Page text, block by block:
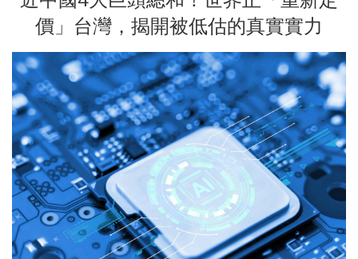
價」台灣，揭開被低估的真實實力